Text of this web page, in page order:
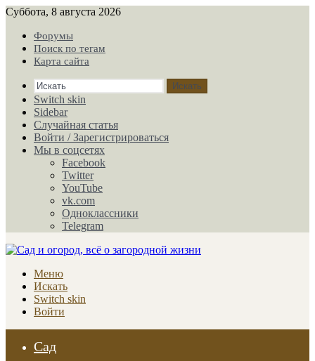
Суббота, 8 августа 2026
Форумы
Поиск по тегам
Карта сайта
Искать
Switch skin
Sidebar
Случайная статья
Войти / Зарегистрироваться
Мы в соцсетях
Facebook
Twitter
YouTube
vk.com
Одноклассники
Telegram
Меню
Искать
Switch skin
Войти
Сад